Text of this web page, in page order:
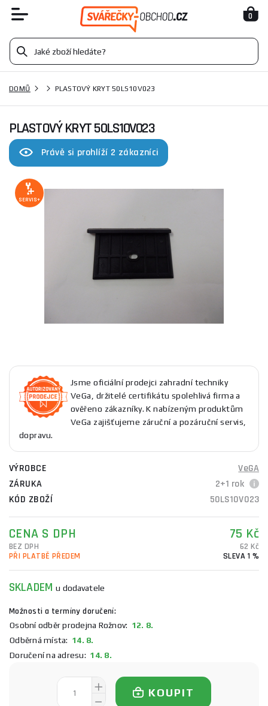
0
DOMŮ PLASTOVÝ KRYT 50LS10V023
PLASTOVÝ KRYT 50LS10V023
Právě si prohlíží 2 zákazníci
SERVIS+
Jsme oficiální prodejci zahradní techniky
VeGa, držitelé certifikátu spolehlivá firma a
ověřeno zákazníky. K nabízeným produktům
VeGa zajišťujeme záruční a pozáruční servis,
dopravu.
VÝROBCE
VeGA
ZÁRUKA
2+1 rok
KÓD ZBOŽÍ
50LS10V023
CENA S DPH 75 Kč
BEZ DPH
62 Kč
PŘI PLATBĚ PŘEDEM
SLEVA 1 %
SKLADEMu dodavatele
Možnosti a termíny doručení:
Osobní odběr prodejna Rožnov: 12. 8.
Odběrná místa: 14. 8.
Doručení na adresu: 14. 8.
KOUPIT